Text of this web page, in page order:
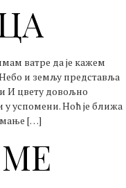
ватре да је кажем
и земљу представља
И цвету довољно
успомени. Ноћ је ближа
мање […]